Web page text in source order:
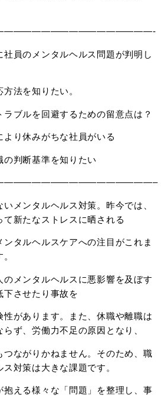
社員のメンタルヘルス問題が判明し
法を知りたい。
ラブルを回避するための留意点は？
より休みがちな社員がいる
の判断基準を知りたい
いメンタルヘルス対策。昨今では、
新たなストレスに晒される
タルヘルスケアへの注目がこれま
メンタルヘルスに悪影響を及ぼす
下させたり事故を
性があります。また、休職や離職は
ず、労働力不足の原因となり、
つながりかねません。そのため、職
対策は大きな課題です。
抱える様々な「問題」を整理し、事